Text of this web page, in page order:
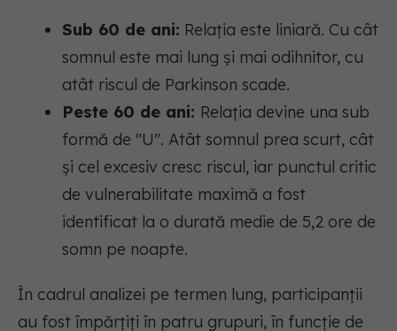
Sub 60 de ani: Relația este liniară. Cu cât
somnul este mai lung și mai odihnitor, cu
atât riscul de Parkinson scade.
Peste 60 de ani: Relația devine una sub
formă de "U". Atât somnul prea scurt, cât
și cel excesiv cresc riscul, iar punctul critic
de vulnerabilitate maximă a fost
identificat la o durată medie de 5,2 ore de
somn pe noapte.
În cadrul analizei pe termen lung, participanții
au fost împărțiți în patru grupuri, în funcție de